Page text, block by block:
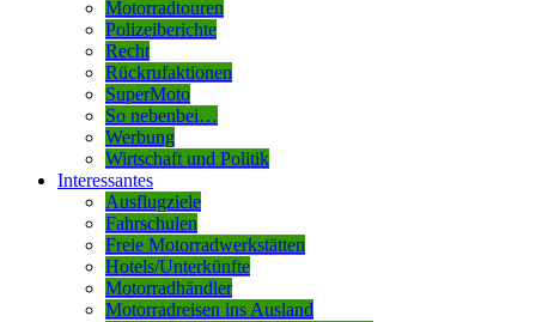
Motorradtouren
Polizeiberichte
Recht
Rückrufaktionen
SuperMoto
So nebenbei…
Werbung
Wirtschaft und Politik
Interessantes
Ausflugziele
Fahrschulen
Freie Motorradwerkstätten
Hotels/Unterkünfte
Motorradhändler
Motorradreisen ins Ausland